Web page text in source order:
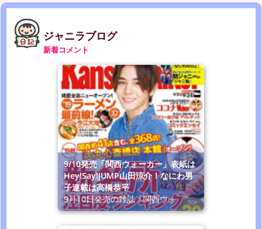
ジャニラブログ
新着コメント
9/10発売「関西ウォーカー」表紙は
Hey!Say!JUMP山田涼介！なにわ男
子連載は高橋恭平
9月10日発売の雑誌「関西ウォ